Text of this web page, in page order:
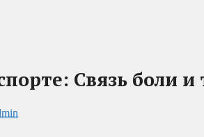
Связь боли